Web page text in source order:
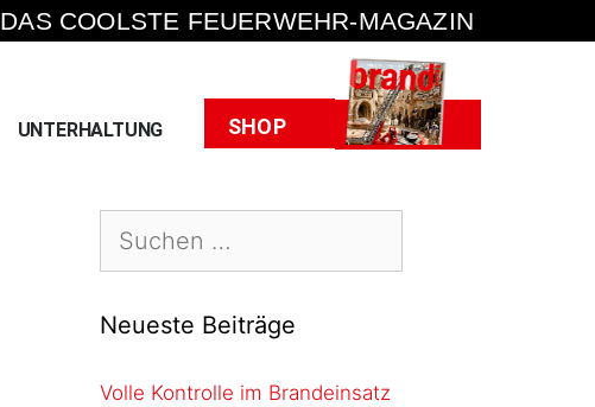
DAS COOLSTE FEUERWEHR-MAGAZIN
UNTERHALTUNG SHOP Heft
Neueste Beiträge
Volle Kontrolle im Brandeinsatz